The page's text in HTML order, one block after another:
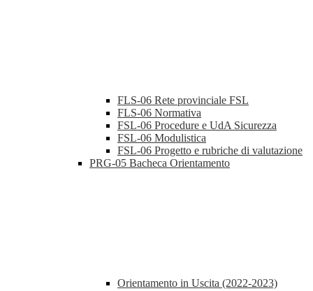
FLS-06 Rete provinciale FSL
FLS-06 Normativa
FSL-06 Procedure e UdA Sicurezza
FSL-06 Modulistica
FSL-06 Progetto e rubriche di valutazione
PRG-05 Bacheca Orientamento
Orientamento in Uscita (2022-2023)